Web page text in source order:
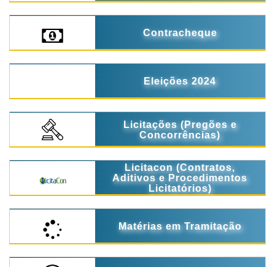
Contracheque
Eleições 2024
Licitações (Pregões e
Concorrências)
Licitacon (Contratos,
Aditivos e Procedimentos
Licitatórios)
Matérias em Tramitação